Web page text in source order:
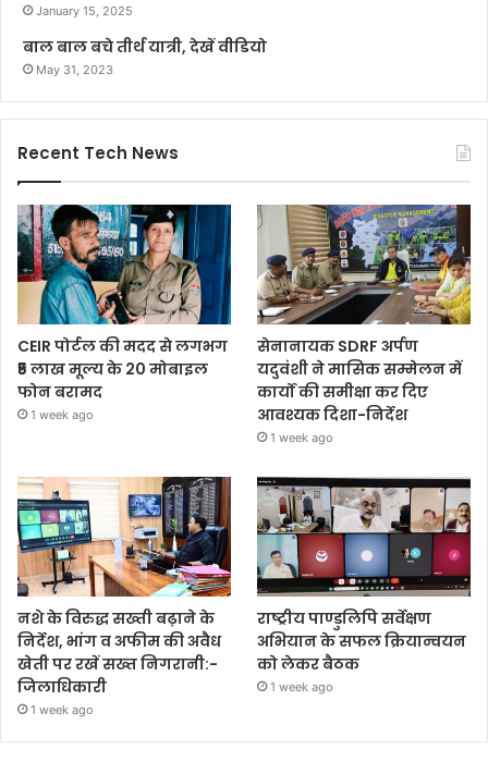
January 15, 2025
बाल बाल बचे तीर्थ यात्री, देखें वीडियो
May 31, 2023
Recent Tech News
CEIR पोर्टल की मदद से लगभग
₹5 लाख मूल्य के 20 मोबाइल
फोन बरामद
1 week ago
सेनानायक SDRF अर्पण
यदुवंशी ने मासिक सम्मेलन में
कार्यों की समीक्षा कर दिए
आवश्यक दिशा-निर्देश
1 week ago
नशे के विरुद्ध सख्ती बढ़ाने के
निर्देश, भांग व अफीम की अवैध
खेती पर रखें सख्त निगरानी:-
जिलाधिकारी
1 week ago
राष्ट्रीय पाण्डुलिपि सर्वेक्षण
अभियान के सफल क्रियान्वयन
को लेकर बैठक
1 week ago